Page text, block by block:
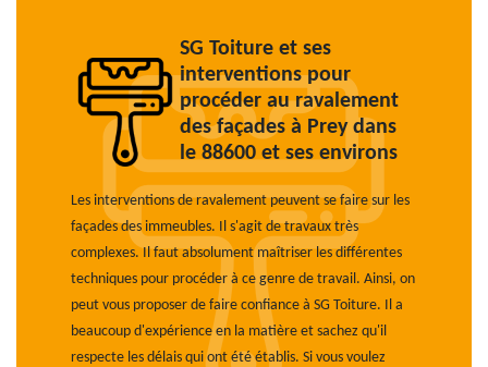
SG Toiture et ses
interventions pour
procéder au ravalement
des façades à Prey dans
le 88600 et ses environs
Les interventions de ravalement peuvent se faire sur les
façades des immeubles. Il s'agit de travaux très
complexes. Il faut absolument maîtriser les différentes
techniques pour procéder à ce genre de travail. Ainsi, on
peut vous proposer de faire confiance à SG Toiture. Il a
beaucoup d'expérience en la matière et sachez qu'il
respecte les délais qui ont été établis. Si vous voulez